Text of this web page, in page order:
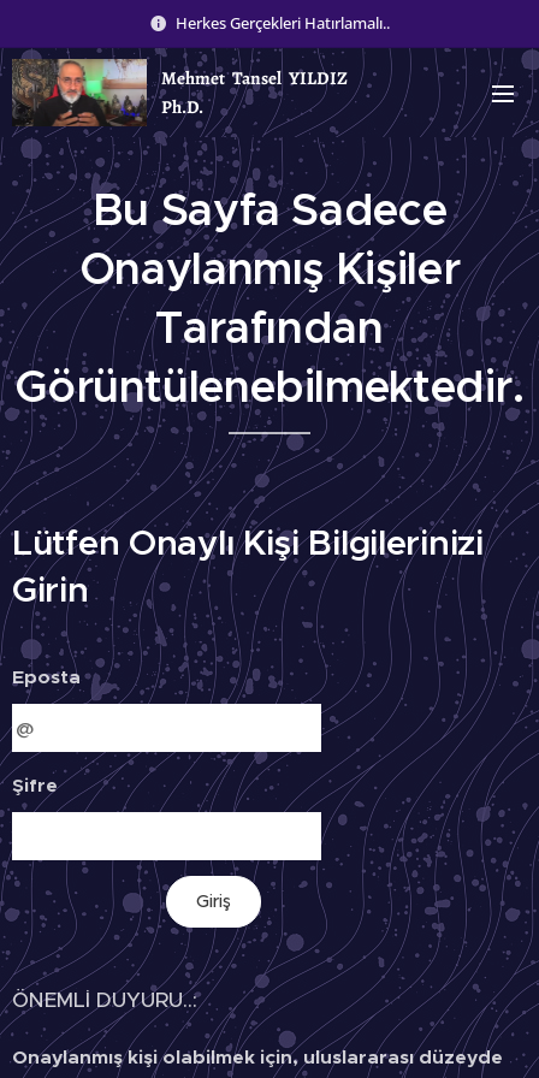
Herkes Gerçekleri Hatırlamalı..
Mehmet Tansel YILDIZ
Ph.D.
Bu Sayfa Sadece
Onaylanmış Kişiler
Tarafından
Görüntülenebilmektedir.
Lütfen Onaylı Kişi Bilgilerinizi
Girin
Eposta
Şifre
Giriş
ÖNEMLİ DUYURU..:
Onaylanmış kişi olabilmek için, uluslararası düzeyde